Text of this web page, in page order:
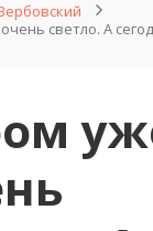
светло. А